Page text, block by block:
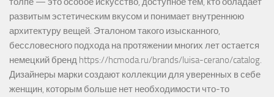
развитым эстетическим вкусом и понимает внутреннюю
архитектуру вещей. Эталоном такого изысканного,
бессловесного подхода на протяжении многих лет остается
немецкий бренд https://hcmoda.ru/brands/luisa-cerano/catalog.
Дизайнеры марки создают коллекции для уверенных в себе
женщин, которым больше нет необходимости что-то